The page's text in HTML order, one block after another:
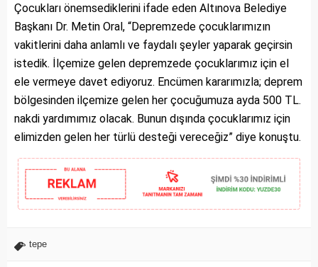
Çocukları önemsediklerini ifade eden Altınova Belediye
Başkanı Dr. Metin Oral, “Depremzede çocuklarımızın
vakitlerini daha anlamlı ve faydalı şeyler yaparak geçirsin
istedik. İlçemize gelen depremzede çocuklarımız için el
ele vermeye davet ediyoruz. Encümen kararımızla; deprem
bölgesinden ilçemize gelen her çocuğumuza ayda 500 TL.
nakdi yardımımız olacak. Bunun dışında çocuklarımız için
elimizden gelen her türlü desteği vereceğiz” diye konuştu.
tepe